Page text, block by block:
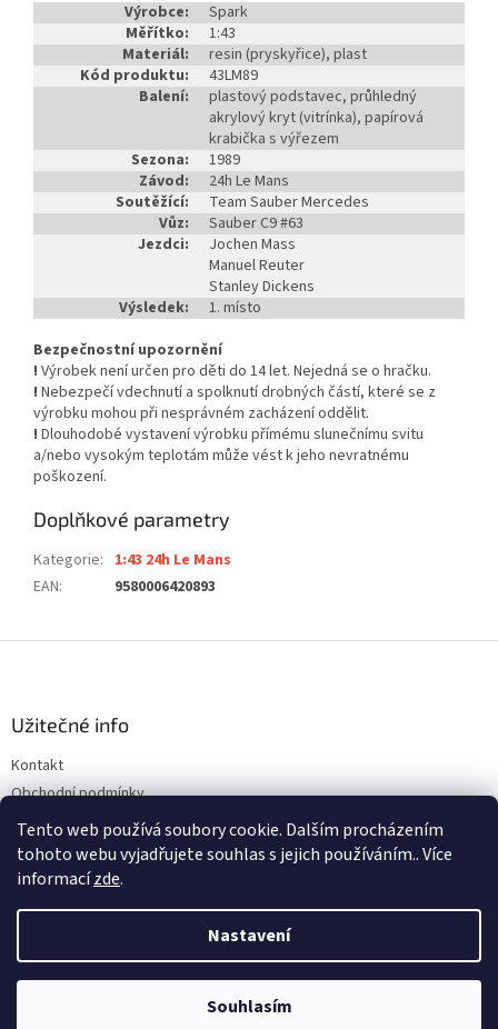
Tento web používá soubory cookie. Dalším procházením
tohoto webu vyjadřujete souhlas s jejich používáním.. Více
informacízde.
Nastavení
Souhlasím
Výrobce:
Spark
Měřítko:
1:43
Materiál:
resin (pryskyřice), plast
Kód produktu:
43LM89
Balení:
plastový podstavec, průhledný
akrylový kryt (vitrínka), papírová
krabička s výřezem
Sezona:
1989
Závod:
24h Le Mans
Soutěžící:
Team Sauber Mercedes
Vůz:
Sauber C9 #63
Jezdci:
Jochen Mass
Manuel Reuter
Stanley Dickens
Výsledek:
1. místo
Bezpečnostní upozornění
! Výrobek není určen pro děti do 14 let. Nejedná se o hračku.
! Nebezpečí vdechnutí a spolknutí drobných částí, které se z
výrobku mohou při nesprávném zacházení oddělit.
! Dlouhodobé vystavení výrobku přímému slunečnímu svitu
a/nebo vysokým teplotám může vést k jeho nevratnému
poškození.
Doplňkové parametry
Kategorie: 1:43 24h Le Mans
EAN: 9580006420893
Užitečné info
Kontakt
Obchodní podmínky
Ochrana osobních údajů
Copyright 2026ALFREDOVA AUTÍČKÁRNA. Všechna práva
vyhrazena.